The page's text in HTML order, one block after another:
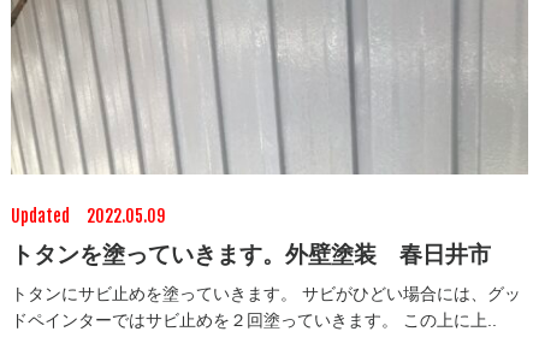
Updated 2022.05.09
トタンを塗っていきます。外壁塗装 春日井市
トタンにサビ止めを塗っていきます。 サビがひどい場合には、グッ
ドペインターではサビ止めを２回塗っていきます。 この上に上..